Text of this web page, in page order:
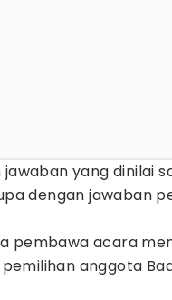
yang dinilai
dengan jawaban
pembawa acara
anggota